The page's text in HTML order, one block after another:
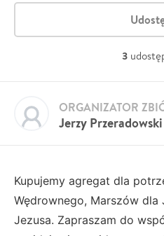
3
Jerzy Przeradowski
ORGANIZATOR
Kupujemy agregat dla
Wędrownego, Marszów dla
Jezusa. Zapraszam do